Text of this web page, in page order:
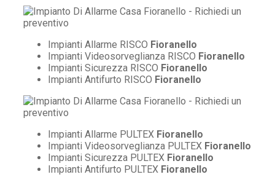
Impianti Allarme RISCO Fioranello
Impianti Videosorveglianza RISCO Fioranello
Impianti Sicurezza RISCO Fioranello
Impianti Antifurto RISCO Fioranello
Impianti Allarme PULTEX Fioranello
Impianti Videosorveglianza PULTEX Fioranello
Impianti Sicurezza PULTEX Fioranello
Impianti Antifurto PULTEX Fioranello